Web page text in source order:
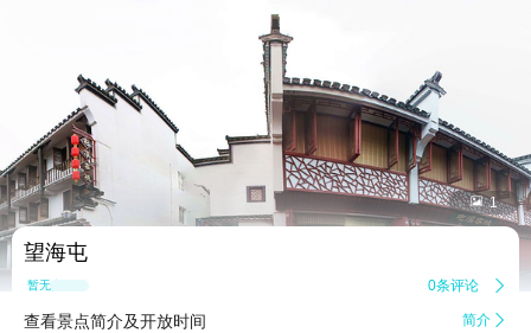
 1
望海屯
暂无点评 0条评论 
查看景点简介及开放时间 简介 